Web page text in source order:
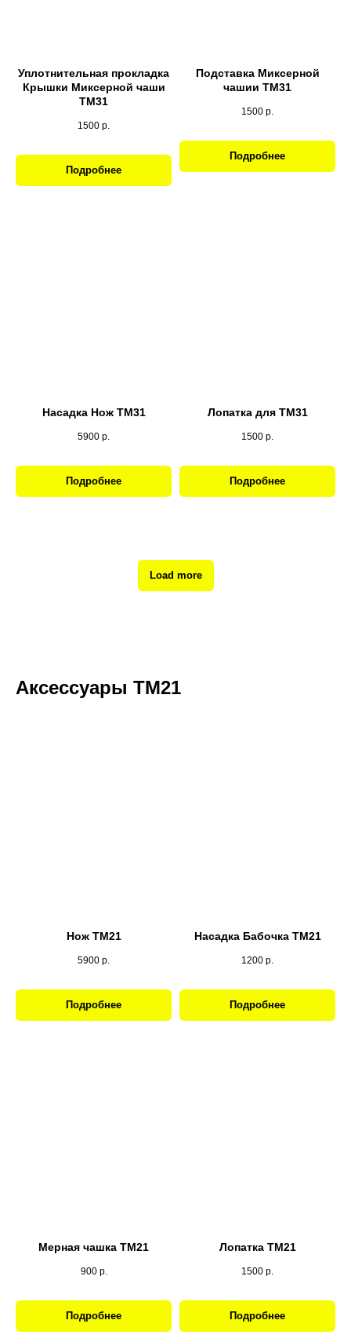
Уплотнительная прокладка
Крышки Миксерной чаши
ТМ31
1500 р.
Подробнее
Подставка Миксерной
чашии ТМ31
1500 р.
Подробнее
Насадка Нож ТМ31
5900 р.
Подробнее
Лопатка для ТМ31
1500 р.
Подробнее
Load more
Аксессуары ТМ21
Нож ТМ21
5900 р.
Подробнее
Насадка Бабочка ТМ21
1200 р.
Подробнее
Мерная чашка ТМ21
900 р.
Подробнее
Лопатка ТМ21
1500 р.
Подробнее